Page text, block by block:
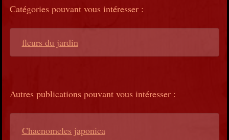
Catégories pouvant vous intéresser :
fleurs du jardin
Autres publications pouvant vous intéresser :
Chaenomeles japonica